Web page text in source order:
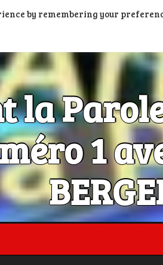
PODCASTS RADIOS FM ET
la
1
by remembering your